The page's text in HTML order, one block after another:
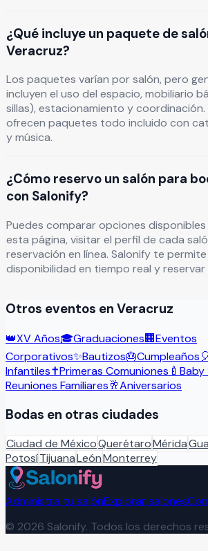
¿Qué incluye un paquete de
Veracruz?
Los paquetes varían por salón, pero
incluyen el uso del espacio, mobiliario
sillas), estacionamiento y coordinación.
ofrecen paquetes todo incluido con
y música.
¿Cómo reservo un salón para
con Salonify?
Puedes comparar opciones
esta página, visitar el perfil de cada
reservación en línea. Salonify te
disponibilidad en tiempo real y reservar
Otros eventos en Veracruz
👑XV Años🎓Graduaciones🏢Eventos
Corporativos✨Bautizos🎂Cumpleaños🎈
Infantiles✝️Primeras Comuniones 🍼 Baby
Reuniones Familiares🥂Aniversarios
Bodas en otras ciudades
Ciudad de MéxicoQuerétaroMérida
PotosíTijuanaLeónMonterrey
Administra tu salónExplorar salones
© 2026 Salonify. Todos los derechos